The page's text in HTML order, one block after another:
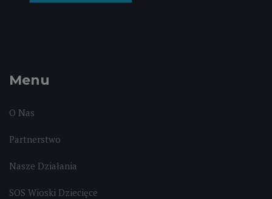
Menu
O Nas
Partnerstwo
Nasze Działania
SOS Wioski Dziecięce